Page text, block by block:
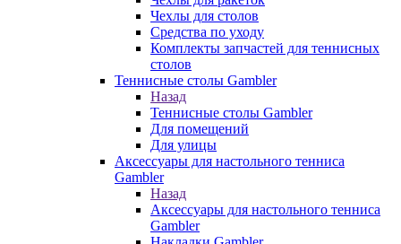
Чехлы для столов
Средства по уходу
Комплекты запчастей для теннисных
столов
Теннисные столы Gambler
Назад
Теннисные столы Gambler
Для помещений
Для улицы
Аксессуары для настольного тенниса
Gambler
Назад
Аксессуары для настольного тенниса
Gambler